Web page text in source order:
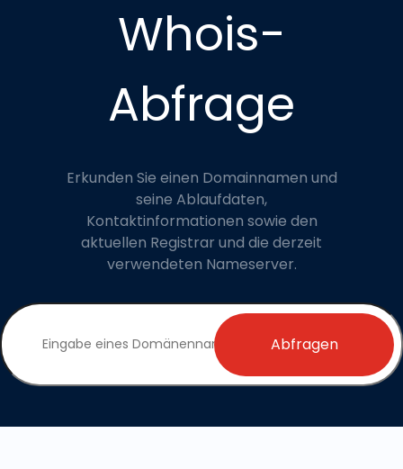
Whois-
Abfrage
Erkunden Sie einen Domainnamen und
seine Ablaufdaten,
Kontaktinformationen sowie den
aktuellen Registrar und die derzeit
verwendeten Nameserver.
Abfragen